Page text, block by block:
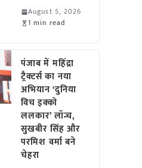
August 5, 2026
1 min read
पंजाब में महिंद्रा
ट्रैक्टर्स का नया
अभियान ‘दुनिया
विच इक्को
ललकार’ लॉन्च,
सुखबीर सिंह और
परमिश वर्मा बने
चेहरा